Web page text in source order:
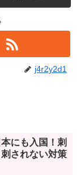
j4r2y2d1
にも入国！刺
されない対策